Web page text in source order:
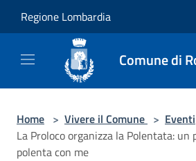
Regione Lombardia
Comune di
Home > Vivere il Comune > Eventi
La Proloco organizza la Polentata:
polenta con me